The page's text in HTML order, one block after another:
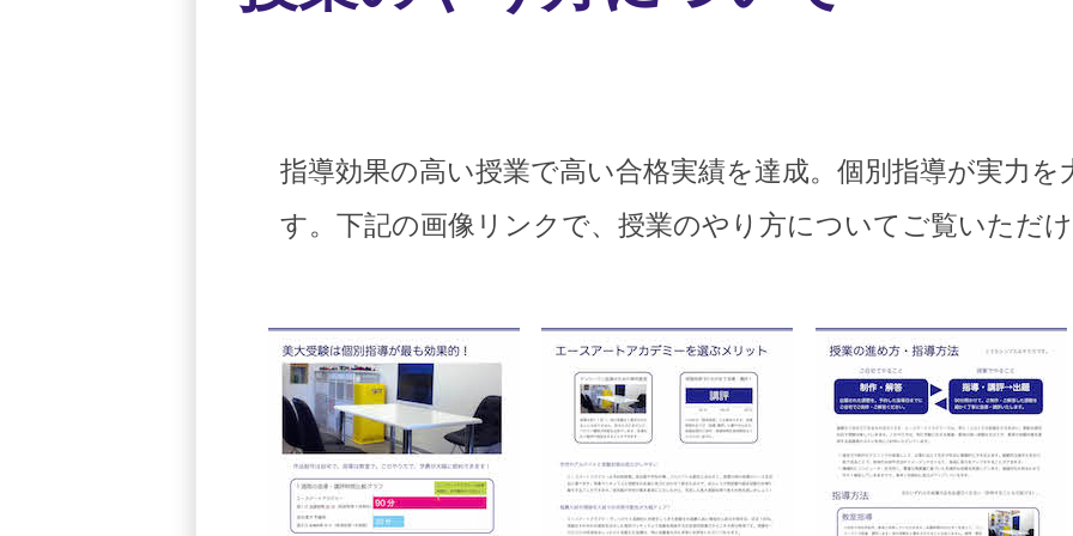
指導効果の高い授業で高い合格実績を達成。個別指導が実力を
す。下記の画像リンクで、授業のやり方についてご覧いただ